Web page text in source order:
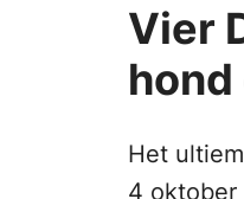
Vier
Het
4 oktober